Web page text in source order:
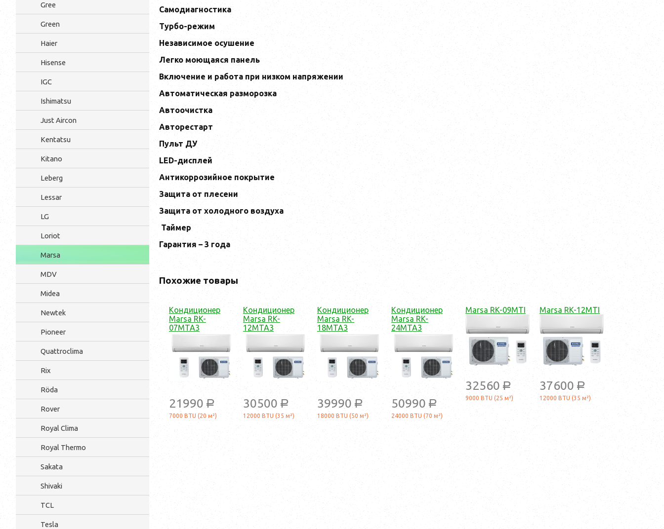
Gree
Green
Haier
Hisense
IGC
Ishimatsu
Just Aircon
Kentatsu
Kitano
Leberg
Lessar
LG
Loriot
Marsa
MDV
Midea
Newtek
Pioneer
Quattroclima
Rix
Röda
Rover
Royal Clima
Royal Thermo
Sakata
Shivaki
TCL
Tesla
Самодиагностика
Турбо-режим
Независимое осушение
Легко моющаяся панель
Включение и работа при низком напряжении
Автоматическая разморозка
Автоочистка
Авторестарт
Пульт ДУ
LED-дисплей
Антикоррозийное покрытие
Защита от плесени
Защита от холодного воздуха
Таймер
Гарантия – 3 года
Похожие товары
Кондиционер
Marsa RK-
07MTA3
21990 a
7000 BTU (20 м²)
Кондиционер
Marsa RK-
12MTA3
30500 a
12000 BTU (35 м²)
Кондиционер
Marsa RK-
18MTA3
39990 a
18000 BTU (50 м²)
Кондиционер
Marsa RK-
24MTA3
50990 a
24000 BTU (70 м²)
Marsa RK-09MTI
32560 a
9000 BTU (25 м²)
Marsa RK-12MTI
37600 a
12000 BTU (35 м²)